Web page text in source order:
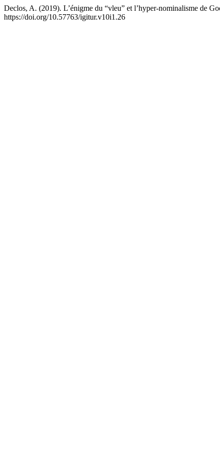
Declos, A. (2019). L’énigme du “vleu” et l’hyper-nominalisme de
https://doi.org/10.57763/igitur.v10i1.26